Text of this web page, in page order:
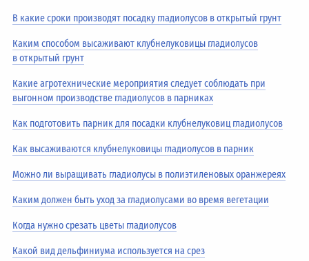
В какие сроки производят посадку гладиолусов в открытый грунт
Каким способом высаживают клубнелуковицы гладиолусов
в открытый грунт
Какие агротехнические мероприятия следует соблюдать при
выгонном производстве гладиолусов в парниках
Как подготовить парник для посадки клубнелуковиц гладиолусов
Как высаживаются клубнелуковицы гладиолусов в парник
Можно ли выращивать гладиолусы в полиэтиленовых оранжереях
Каким должен быть уход за гладиолусами во время вегетации
Когда нужно срезать цветы гладиолусов
Какой вид дельфиниума используется на срез